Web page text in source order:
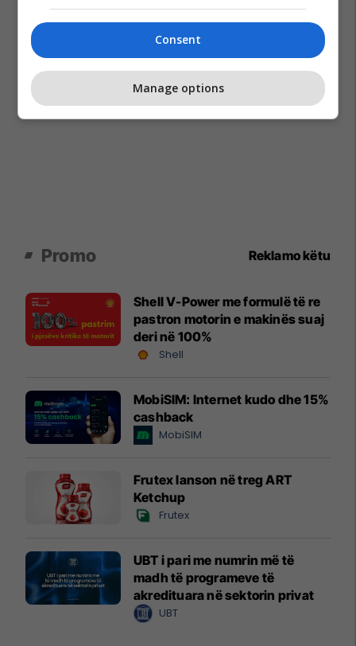
Promo Reklamo këtu
Shell V-Power me formulë të re
pastron motorin e makinës suaj
deri në 100%
Shell
MobiSIM: Internet kudo dhe 15%
cashback
MobiSIM
Frutex lanson në treg ART
Ketchup
Frutex
UBT i pari me numrin më të
madh të programeve të
akredituara në sektorin privat
UBT
Consent
Manage options